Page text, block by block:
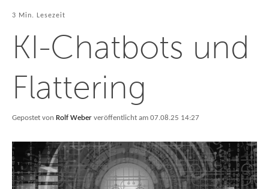
3 Min. Lesezeit
KI-Chatbots und
Flattering
Gepostet von Rolf Weber veröffentlicht am 07.08.25 14:27